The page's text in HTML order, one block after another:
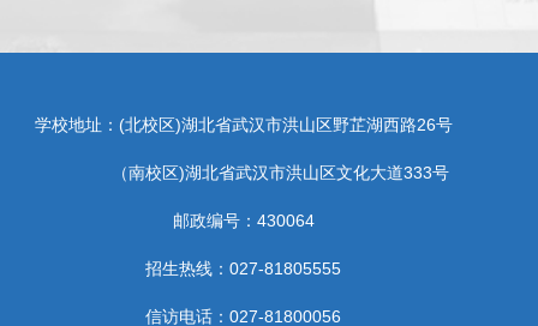
学校地址：(北校区)湖北省武汉市洪山区野芷湖西路26号
（南校区)湖北省武汉市洪山区文化大道333号
邮政编号：430064
招生热线：027-81805555
信访电话：027-81800056